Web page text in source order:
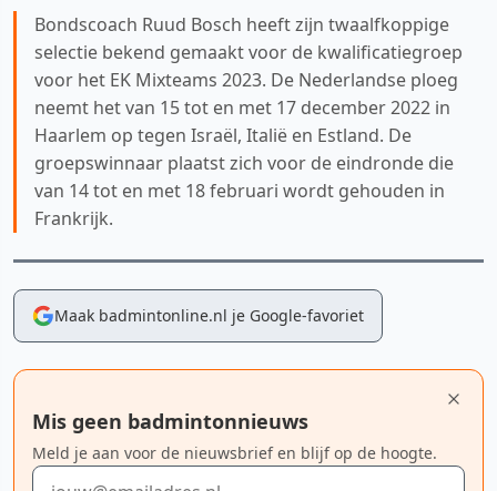
Bondscoach Ruud Bosch heeft zijn twaalfkoppige
selectie bekend gemaakt voor de kwalificatiegroep
voor het EK Mixteams 2023. De Nederlandse ploeg
neemt het van 15 tot en met 17 december 2022 in
Haarlem op tegen Israël, Italië en Estland. De
groepswinnaar plaatst zich voor de eindronde die
van 14 tot en met 18 februari wordt gehouden in
Frankrijk.
Maak badmintonline.nl je Google-favoriet
Mis geen badmintonnieuws
Meld je aan voor de nieuwsbrief en blijf op de hoogte.
E-mailadres